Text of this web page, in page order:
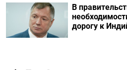
В
дорогу к